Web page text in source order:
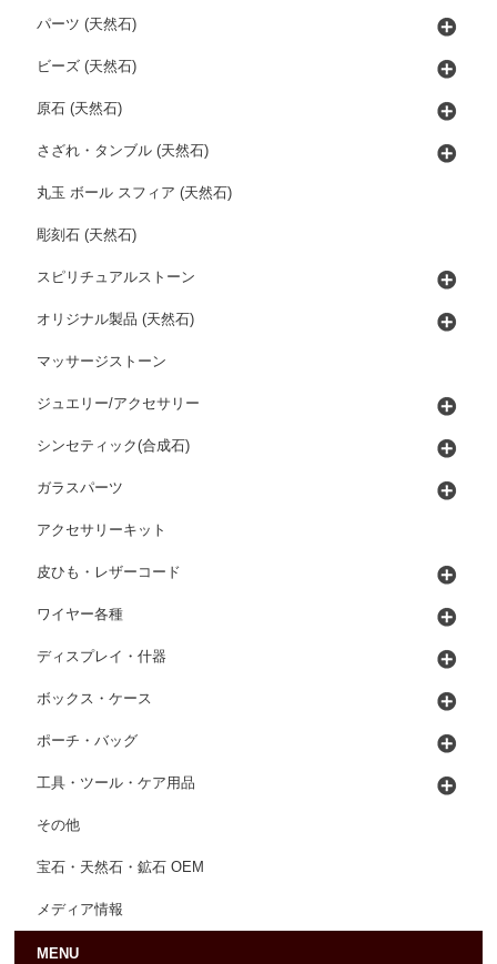
パーツ (天然石)
ビーズ (天然石)
原石 (天然石)
さざれ・タンブル (天然石)
丸玉 ボール スフィア (天然石)
彫刻石 (天然石)
スピリチュアルストーン
オリジナル製品 (天然石)
マッサージストーン
ジュエリー/アクセサリー
シンセティック(合成石)
ガラスパーツ
アクセサリーキット
皮ひも・レザーコード
ワイヤー各種
ディスプレイ・什器
ボックス・ケース
ポーチ・バッグ
工具・ツール・ケア用品
その他
宝石・天然石・鉱石 OEM
メディア情報
MENU